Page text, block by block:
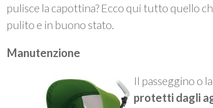
pulisce la capottina? Ecco qui tutto quello
pulito e in buono stato.
Manutenzione
Il passeggino o
protetti dagli